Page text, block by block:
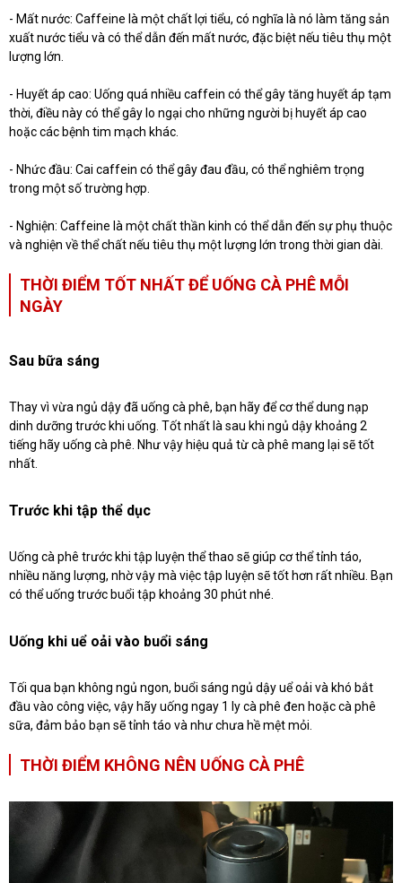
- Mất nước: Caffeine là một chất lợi tiểu, có nghĩa là nó làm tăng sản
xuất nước tiểu và có thể dẫn đến mất nước, đặc biệt nếu tiêu thụ một
lượng lớn.
- Huyết áp cao: Uống quá nhiều caffein có thể gây tăng huyết áp tạm
thời, điều này có thể gây lo ngại cho những người bị huyết áp cao
hoặc các bệnh tim mạch khác.
- Nhức đầu: Cai caffein có thể gây đau đầu, có thể nghiêm trọng
trong một số trường hợp.
- Nghiện: Caffeine là một chất thần kinh có thể dẫn đến sự phụ thuộc
và nghiện về thể chất nếu tiêu thụ một lượng lớn trong thời gian dài.
THỜI ĐIỂM TỐT NHẤT ĐỂ UỐNG CÀ PHÊ MỖI
NGÀY
Sau bữa sáng
Thay vì vừa ngủ dậy đã uống cà phê, bạn hãy để cơ thể dung nạp
dinh dưỡng trước khi uống. Tốt nhất là sau khi ngủ dậy khoảng 2
tiếng hãy uống cà phê. Như vậy hiệu quả từ cà phê mang lại sẽ tốt
nhất.
Trước khi tập thể dục
Uống cà phê trước khi tập luyện thể thao sẽ giúp cơ thể tỉnh táo,
nhiều năng lượng, nhờ vậy mà việc tập luyện sẽ tốt hơn rất nhiều. Bạn
có thể uống trước buổi tập khoảng 30 phút nhé.
Uống khi uể oải vào buổi sáng
Tối qua bạn không ngủ ngon, buổi sáng ngủ dậy uể oải và khó bắt
đầu vào công việc, vậy hãy uống ngay 1 ly cà phê đen hoặc cà phê
sữa, đảm bảo bạn sẽ tỉnh táo và như chưa hề mệt mỏi.
THỜI ĐIỂM KHÔNG NÊN UỐNG CÀ PHÊ